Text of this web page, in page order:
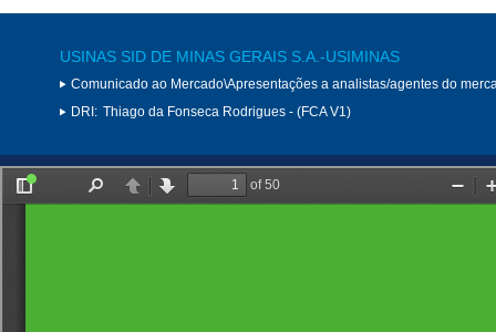
USINAS SID DE MINAS GERAIS S.A.-USIMINAS
Comunicado ao Mercado\Apresentações a analistas/agentes do
DRI: Thiago da Fonseca Rodrigues - (FCA V1)